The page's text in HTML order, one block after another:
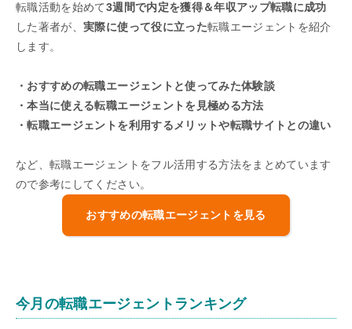
転職活動を始めて3週間で内定を獲得＆年収アップ転職に成功
した著者が、実際に使って役に立った転職エージェントを紹介
します。
・おすすめの転職エージェントと使ってみた体験談
・本当に使える転職エージェントを見極める方法
・転職エージェントを利用するメリットや転職サイトとの違い
など、転職エージェントをフル活用する方法をまとめています
ので参考にしてください。
おすすめの転職エージェントを見る
今月の転職エージェントランキング